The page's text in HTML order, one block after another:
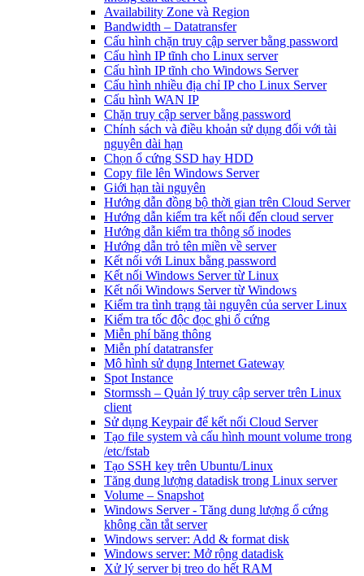
Availability Zone và Region
Bandwidth – Datatransfer
Cấu hình chặn truy cập server bằng password
Cấu hình IP tĩnh cho Linux server
Cấu hình IP tĩnh cho Windows Server
Cấu hình nhiều địa chỉ IP cho Linux Server
Cấu hình WAN IP
Chặn truy cập server bằng password
Chính sách và điều khoản sử dụng đối với tài
nguyên dài hạn
Chọn ổ cứng SSD hay HDD
Copy file lên Windows Server
Giới hạn tài nguyên
Hướng dẫn đồng bộ thời gian trên Cloud Server
Hướng dẫn kiểm tra kết nối đến cloud server
Hướng dẫn kiểm tra thông số inodes
Hướng dẫn trỏ tên miền về server
Kết nối với Linux bằng password
Kết nối Windows Server từ Linux
Kết nối Windows Server từ Windows
Kiểm tra tình trạng tài nguyên của server Linux
Kiểm tra tốc độc đọc ghi ổ cứng
Miễn phí băng thông
Miễn phí datatransfer
Mô hình sử dụng Internet Gateway
Spot Instance
Stormssh – Quản lý truy cập server trên Linux
client
Sử dụng Keypair để kết nối Cloud Server
Tạo file system và cấu hình mount volume trong
/etc/fstab
Tạo SSH key trên Ubuntu/Linux
Tăng dung lượng datadisk trong Linux server
Volume – Snapshot
Windows Server - Tăng dung lượng ổ cứng
không cần tắt server
Windows server: Add & format disk
Windows server: Mở rộng datadisk
Xử lý server bị treo do hết RAM